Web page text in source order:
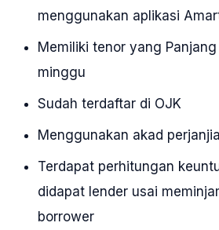
menggunakan aplikasi
Memiliki tenor yang
minggu
Sudah terdaftar di OJK
Menggunakan akad
Terdapat perhitungan
didapat lender usai
borrower